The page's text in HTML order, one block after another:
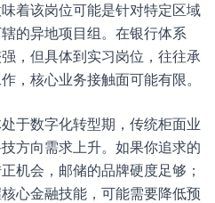
着该岗位可能是针对特定区域
的异地项目组。在银行体系
，但具体到实习岗位，往往承
，核心业务接触面可能有限。
于数字化转型期，传统柜面业
方向需求上升。如果你追求的
机会，邮储的品牌硬度足够；
心金融技能，可能需要降低预